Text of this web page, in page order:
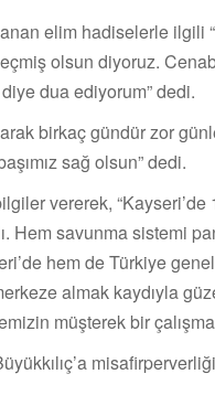
elim hadiselerle ilgili
olsun diyoruz.
dua ediyorum” dedi.
birkaç gündür zor
sağ olsun” dedi.
vererek, “Kayseri’de
Hem savunma sistemi
hem de Türkiye
almak kaydıyla
müşterek bir